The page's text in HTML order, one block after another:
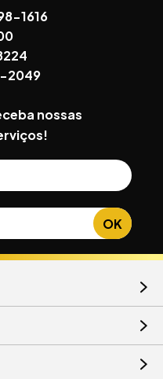
1616
2049